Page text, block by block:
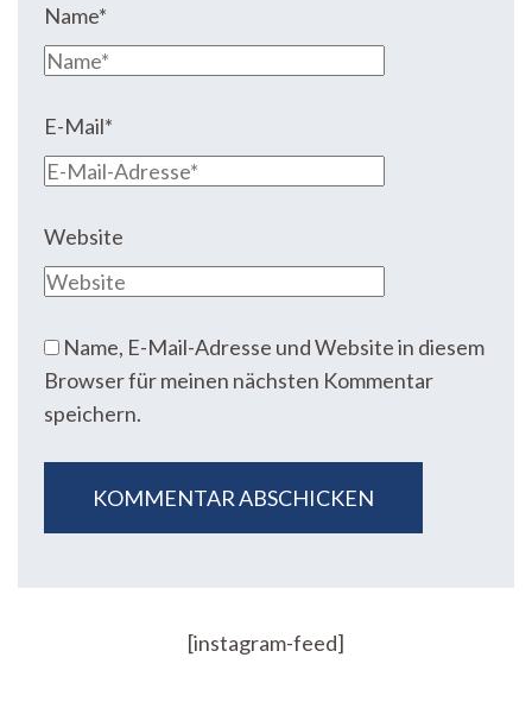
Name*
E-Mail*
Website
Name, E-Mail-Adresse und Website in diesem
Browser für meinen nächsten Kommentar
speichern.
[instagram-feed]